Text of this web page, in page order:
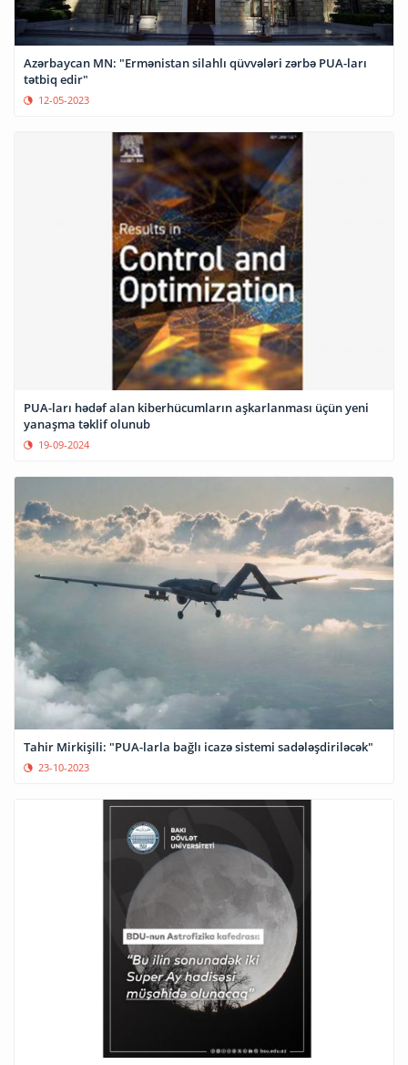
Azərbaycan MN: "Ermənistan silahlı qüvvələri zərbə PUA-ları
tətbiq edir"
12-05-2023
PUA-ları hədəf alan kiberhücumların aşkarlanması üçün yeni
yanaşma təklif olunub
19-09-2024
Tahir Mirkişili: "PUA-larla bağlı icazə sistemi sadələşdiriləcək"
23-10-2023